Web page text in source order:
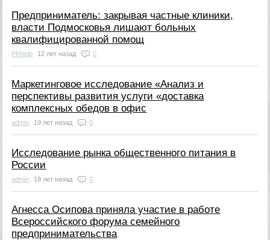
Предприниматель: закрывая частные клиники,
власти Подмосковья лишают больных
квалифицированной помощ
PRhelp 12 лет назад 0
Маркетинговое исследование «Анализ и
перспективы развития услуги «доставка
комплексных обедов в офис
admin 19 лет назад 0
Исследование рынка общественного питания в
России
admin 19 лет назад 0
Агнесса Осипова приняла участие в работе
Всероссийского форума семейного
предпринимательства